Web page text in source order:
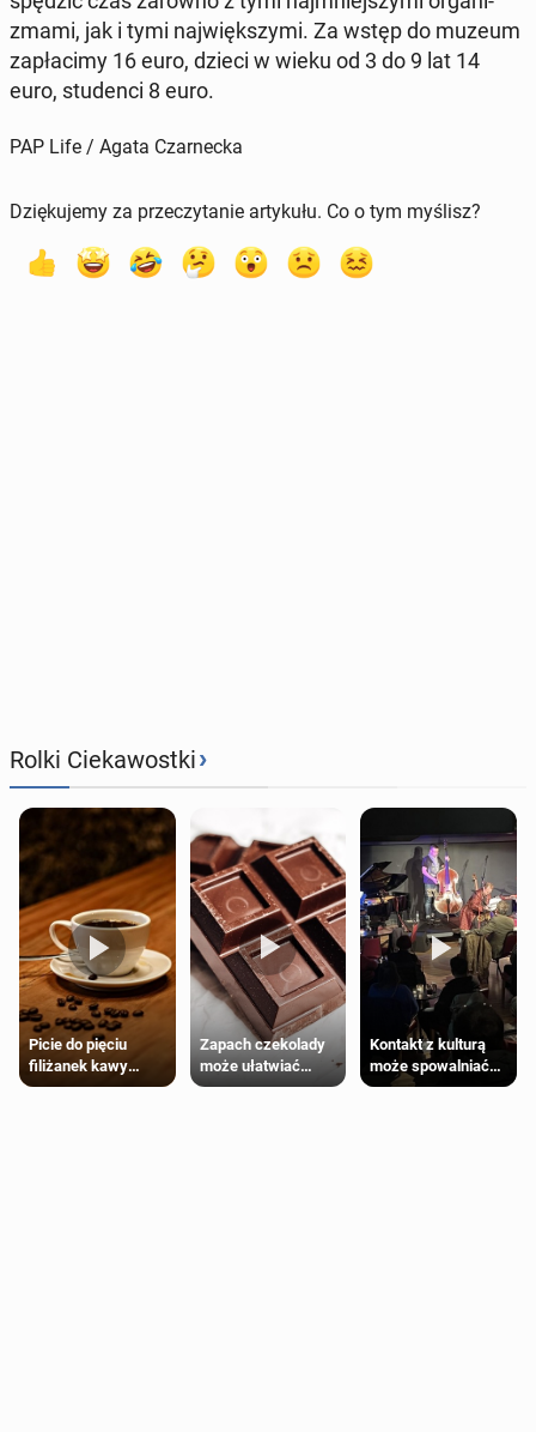
zma­mi, jak i tymi naj­więk­szy­mi. Za wstęp do muzeum
za­pła­ci­my 16 euro, dzieci w wieku od 3 do 9 lat 14
euro, stu­den­ci 8 euro.
PAP Life / Agata Czarnecka
Dziękujemy za przeczytanie artykułu. Co o tym myślisz?
Rolki Ciekawostki›
Picie do pięciu
filiżanek kawy
dziennie jest
Zapach czekolady
może ułatwiać
trening siłowy
Kontakt z kulturą
może spowalniać
starzenie